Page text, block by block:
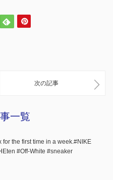
次の記事
一覧
for the first time in a week.#NIKE
#Off-White #sneaker